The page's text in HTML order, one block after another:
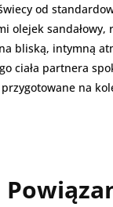
od
olejek
bliską, intymną
ciała partnera
na